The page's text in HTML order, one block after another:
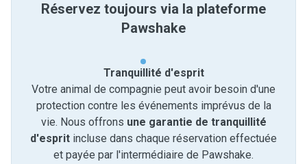
Réservez toujours via la plateforme
Pawshake
Tranquillité d'esprit
Votre animal de compagnie peut avoir besoin d'une
protection contre les événements imprévus de la
vie. Nous offrons une garantie de tranquillité
d'esprit incluse dans chaque réservation effectuée
et payée par l'intermédiaire de Pawshake.